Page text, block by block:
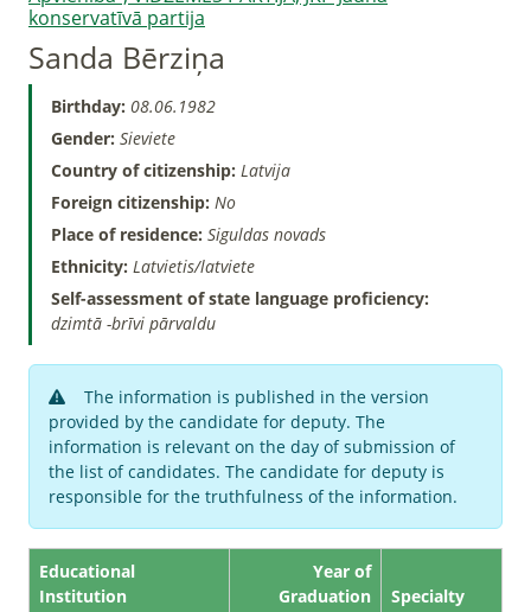
konservatīvā partija
Sanda Bērziņa
Birthday: 08.06.1982
Gender: Sieviete
Country of citizenship: Latvija
Foreign citizenship: No
Place of residence: Siguldas novads
Ethnicity: Latvietis/latviete
Self-assessment of state language proficiency:
dzimtā -brīvi pārvaldu
The information is published in the version
provided by the candidate for deputy. The
information is relevant on the day of submission of
the list of candidates. The candidate for deputy is
responsible for the truthfulness of the information.
Educational
Institution
Year of
Graduation
Specialty